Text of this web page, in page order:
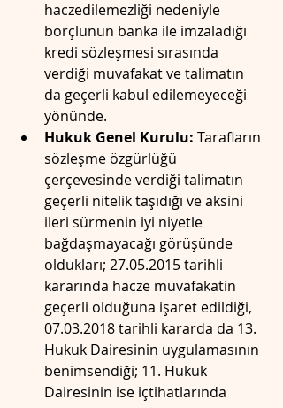
haczedilemezliği nedeniyle
borçlunun banka ile imzaladığı
kredi sözleşmesi sırasında
verdiği muvafakat ve talimatın
da geçerli kabul edilemeyeceği
yönünde.
Hukuk Genel Kurulu: Tarafların
sözleşme özgürlüğü
çerçevesinde verdiği talimatın
geçerli nitelik taşıdığı ve aksini
ileri sürmenin iyi niyetle
bağdaşmayacağı görüşünde
oldukları; 27.05.2015 tarihli
kararında hacze muvafakatin
geçerli olduğuna işaret edildiği,
07.03.2018 tarihli kararda da 13.
Hukuk Dairesinin uygulamasının
benimsendiği; 11. Hukuk
Dairesinin ise içtihatlarında